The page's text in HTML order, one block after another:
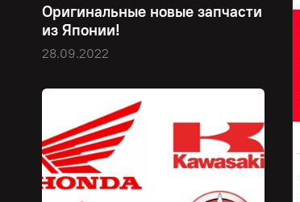
Оригинальные новые запчасти
из Японии!
28.09.2022